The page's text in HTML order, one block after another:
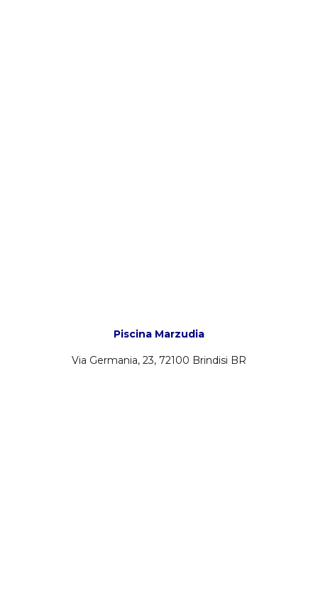
Piscina Marzudia
Via Germania, 23, 72100 Brindisi BR